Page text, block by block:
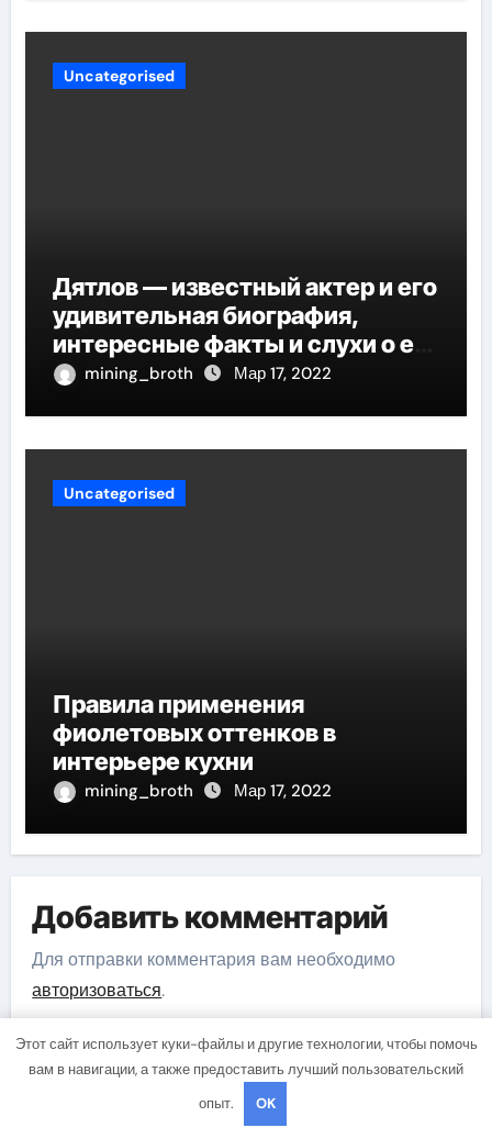
Uncategorised
Дятлов — известный актер и его
удивительная биография,
интересные факты и слухи о его
личной жизни
mining_broth Мар 17, 2022
Uncategorised
Правила применения
фиолетовых оттенков в
интерьере кухни
mining_broth Мар 17, 2022
Добавить комментарий
Для отправки комментария вам необходимо
авторизоваться.
Этот сайт использует куки-файлы и другие технологии, чтобы помочь
вам в навигации, а также предоставить лучший пользовательский
опыт.
OK